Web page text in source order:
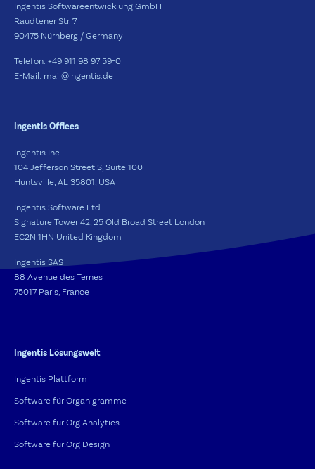
Ingentis Softwareentwicklung GmbH
Raudtener Str. 7
90475 Nürnberg / Germany
Telefon: +49 911 98 97 59-0
E-Mail: mail@ingentis.de
Ingentis Offices
Ingentis Inc.
104 Jefferson Street S, Suite 100
Huntsville, AL 35801, USA
Ingentis Software Ltd
Signature Tower 42, 25 Old Broad Street London
EC2N 1HN United Kingdom
Ingentis SAS
88 Avenue des Ternes
75017 Paris, France
Ingentis Lösungswelt
Ingentis Plattform
Software für Organigramme
Software für Org Analytics
Software für Org Design